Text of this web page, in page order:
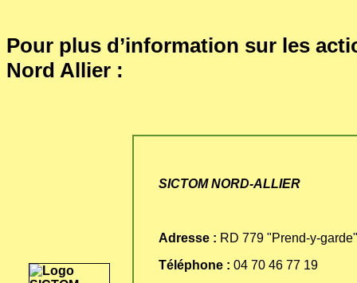
Pour plus d’information sur les
Nord Allier :
SICTOM NORD-ALLIER
Adresse : RD 779 "Prend-y-
Téléphone : 04 70 46 77 19